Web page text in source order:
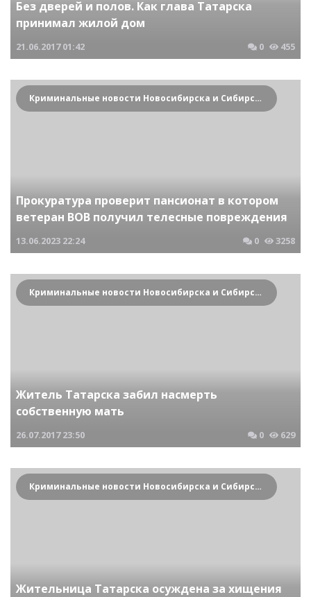
Без дверей и полов. Как глава Татарска
принимал жилой дом
21.06.2017 01:42 0 455
Криминальные новости Новосибирска и Сибирского региона
Прокуратура проверит пансионат в котором
ветеран ВОВ получил телесные повреждения
13.06.2023 22:24 0 3258
Криминальные новости Новосибирска и Сибирского региона
Житель Татарска забил насмерть
собственную мать
26.07.2017 23:50 0 629
Криминальные новости Новосибирска и Сибирского региона
Жительница Татарска осуждена за хищения